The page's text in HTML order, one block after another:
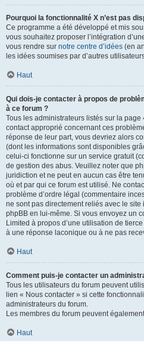
Pourquoi la fonctionnalité X n’est pas
Ce programme a été développé et mis
vous souhaitez proposer l’intégration
vous rendre sur notre centre d’idées (en
les idées soumises par d’autres
Haut
Qui dois-je contacter à propos de
à ce forum ?
Tous les administrateurs listés sur la page
contact approprié concernant ces
réponse de leur part, vous devriez alors
(dont les informations sont disponibles
celui-ci fonctionne sur un service gratuit
de gestion des abus. Veuillez noter que
juridiction et ne peut en aucun cas être
où et par qui ce forum est utilisé. Ne
problème d’ordre légal (commentaire
ne sont pas directement reliés avec le
phpBB en lui-même. Si vous envoyez un
Limited à propos d’une utilisation de
à une réponse laconique ou à ne pas
Haut
Comment puis-je contacter un
Tous les utilisateurs du forum peuvent
lien « Nous contacter » si cette
administrateurs du forum.
Les membres du forum peuvent
Haut